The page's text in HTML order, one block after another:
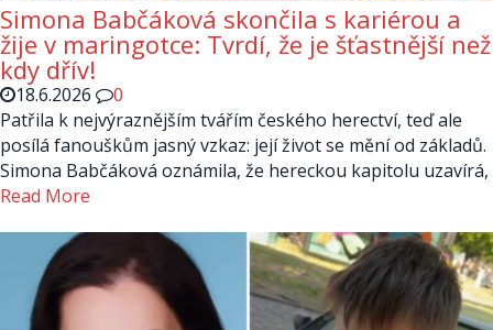
Simona Babčáková skončila s kariérou a
žije v maringotce: Tvrdí, že je šťastnější než
kdy dřív!
18.6.2026
0
Patřila k nejvýraznějším tvářím českého herectví, teď ale
posílá fanouškům jasný vzkaz: její život se mění od základů.
Simona Babčáková oznámila, že hereckou kapitolu uzavírá,
Read More